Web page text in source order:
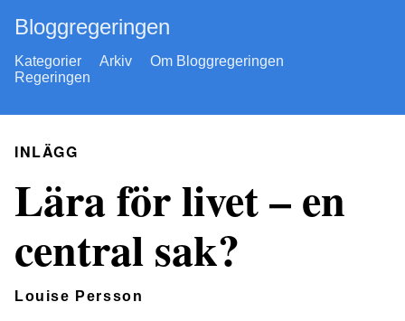
Bloggregeringen
Kategorier Arkiv
Om Bloggregeringen
Regeringen
INLÄGG
Lära för livet – en
central sak?
Louise Persson